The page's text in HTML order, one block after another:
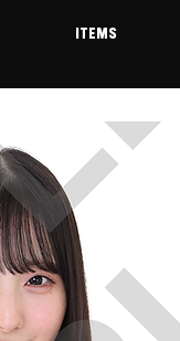
ITEMS